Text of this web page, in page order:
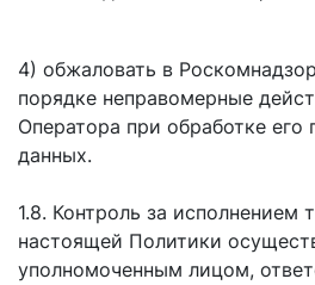
4) обжаловать в
порядке неправомерные
Оператора при обработке его
данных.
1.8. Контроль за исполнением
настоящей Политики
уполномоченным лицом,